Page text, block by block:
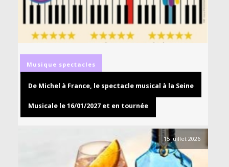
Musique spectacles
De Michel à France, le spectacle musical à la Seine
Musicale le 16/01/2027 et en tournée
15 juillet 2026